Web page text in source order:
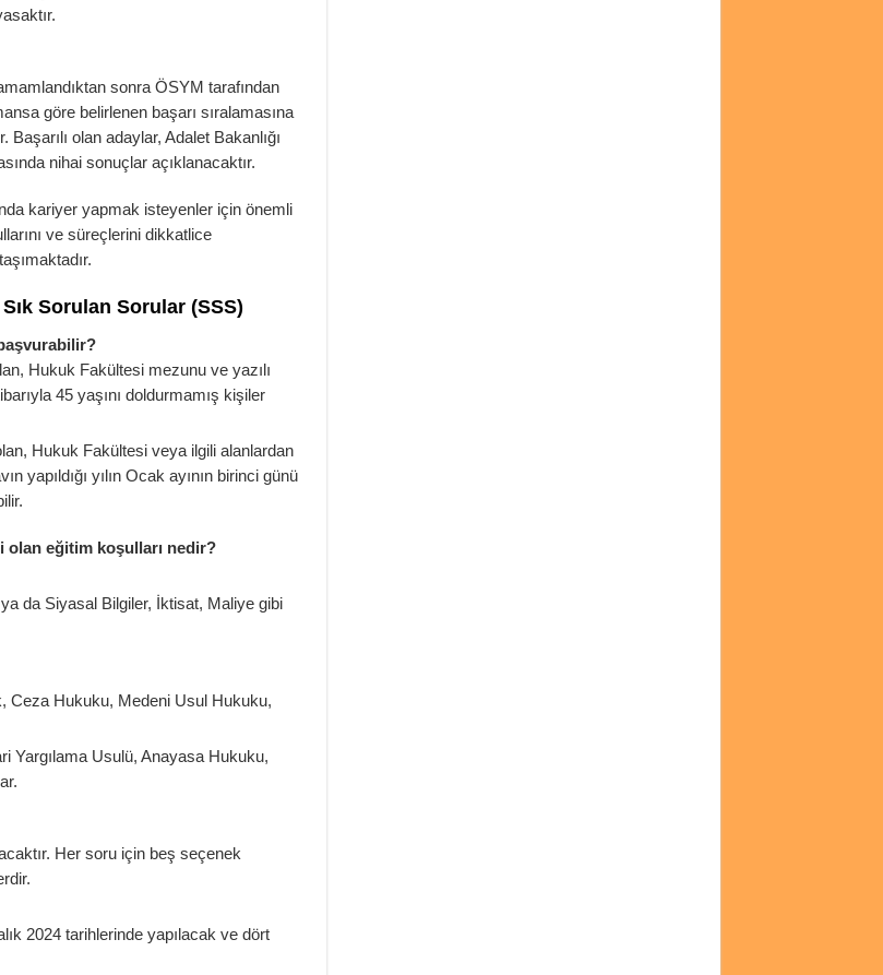
sonra ÖSYM tarafından
göre belirlenen başarı sıralamasına
olan adaylar, Adalet Bakanlığı
nihai sonuçlar açıklanacaktır.
kariyer yapmak isteyenler için önemli
ve süreçlerini dikkatlice
Sorulan Sorular (SSS)
Hukuk Fakültesi mezunu ve yazılı
45 yaşını doldurmamış kişiler
Hukuk Fakültesi veya ilgili alanlardan
yapıldığı yılın Ocak ayının birinci günü
olan eğitim koşulları nedir?
da Siyasal Bilgiler, İktisat, Maliye gibi
Ceza Hukuku, Medeni Usul Hukuku,
Yargılama Usulü, Anayasa Hukuku,
Her soru için beş seçenek
2024 tarihlerinde yapılacak ve dört